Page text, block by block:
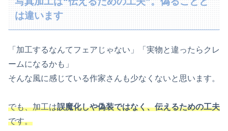
は違います
「加工するなんてフェアじゃない」「実物と違ったらクレ
ームになるかも」
そんな風に感じている作家さんも少なくないと思います。
でも、加工は誤魔化しや偽装ではなく、伝えるための工夫
です。